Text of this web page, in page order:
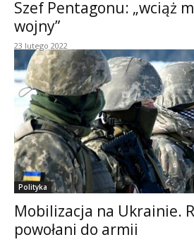
Szef Pentagonu: „wciąż
wojny”
23 lutego 2022
Polityka
Mobilizacja na Ukrainie.
powołani do armii